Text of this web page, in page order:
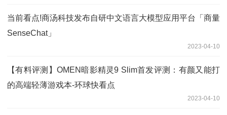
当前看点!商汤科技发布自研中文语言大模型应用平台「商量
SenseChat」
2023-04-10
【有料评测】OMEN暗影精灵9 Slim首发评测：有颜又能打
的高端轻薄游戏本-环球快看点
2023-04-10